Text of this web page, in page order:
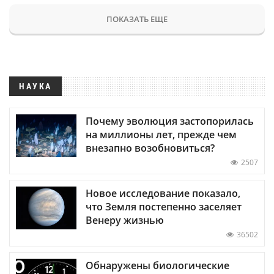
ПОКАЗАТЬ ЕЩЕ
НАУКА
Почему эволюция застопорилась
на миллионы лет, прежде чем
внезапно возобновиться?
2507
Новое исследование показало,
что Земля постепенно заселяет
Венеру жизнью
36502
Обнаружены биологические